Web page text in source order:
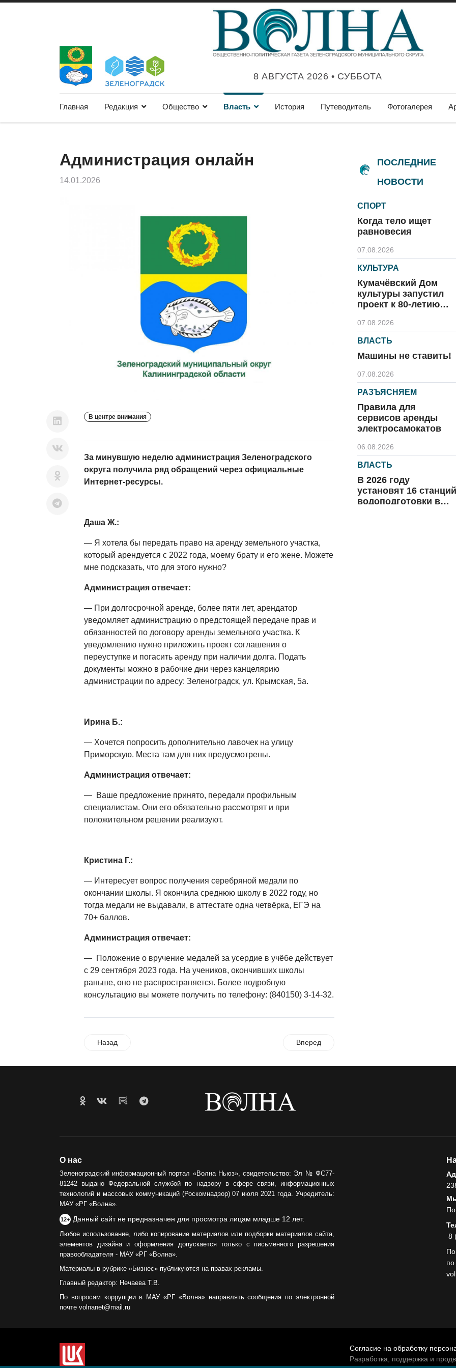
8 АВГУСТА 2026 • СУББОТА
Главная Редакция Общество Власть История Путеводитель Фотогалерея
Администрация онлайн
14.01.2026
В центре внимания
За минувшую неделю администрация Зеленоградского
округа получила ряд обращений через официальные
Интернет-ресурсы.
Даша Ж.:
— Я хотела бы передать право на аренду земельного участка,
который арендуется с 2022 года, моему брату и его жене. Можете
мне подсказать, что для этого нужно?
Администрация отвечает:
— При долгосрочной аренде, более пяти лет, арендатор
уведомляет администрацию о предстоящей передаче прав и
обязанностей по договору аренды земельного участка. К
уведомлению нужно приложить проект соглашения о
переуступке и погасить аренду при наличии долга. Подать
документы можно в рабочие дни через канцелярию
администрации по адресу: Зеленоградск, ул. Крымская, 5а.
Ирина Б.:
— Хочется попросить дополнительно лавочек на улицу
Приморскую. Места там для них предусмотрены.
Администрация отвечает:
— Ваше предложение принято, передали профильным
специалистам. Они его обязательно рассмотрят и при
положительном решении реализуют.
Кристина Г.:
— Интересует вопрос получения серебряной медали по
окончании школы. Я окончила среднюю школу в 2022 году, но
тогда медали не выдавали, в аттестате одна четвёрка, ЕГЭ на
70+ баллов.
Администрация отвечает:
— Положение о вручение медалей за усердие в учёбе действует
с 29 сентября 2023 года. На учеников, окончивших школы
раньше, оно не распространяется. Более подробную
консультацию вы можете получить по телефону: (840150) 3-14-32.
Назад Вперед
ПОСЛЕДНИЕ
НОВОСТИ
СПОРТ
Когда тело ищет
равновесия
07.08.2026
КУЛЬТУРА
Кумачёвский Дом
культуры запустил
проект к 80-летию
07.08.2026
ВЛАСТЬ
Машины не ставить!
07.08.2026
РАЗЪЯСНЯЕМ
Правила для
сервисов аренды
электросамокатов
06.08.2026
ВЛАСТЬ
В 2026 году
установят 16 станций
водоподготовки в
О нас
Зеленоградский информационный портал «Волна Ньюз», свидетельство: Эл № ФС77-
81242 выдано Федеральной службой по надзору в сфере связи, информационных
технологий и массовых коммуникаций (Роскомнадзор) 07 июля 2021 года. Учредитель:
МАУ «РГ «Волна».
12+ Данный сайт не предназначен для просмотра лицам младше 12 лет.
Любое использование, либо копирование материалов или подборки материалов сайта,
элементов дизайна и оформления допускается только с письменного разрешения
правообладателя - МАУ «РГ «Волна».
Материалы в рубрике «Бизнес» публикуются на правах рекламы.
Главный редактор: Нечаева Т.В.
По вопросам коррупции в МАУ «РГ «Волна» направлять сообщения по электронной
почте volnanet@mail.ru
8
Согласие на обработку
Разработка, поддержка и